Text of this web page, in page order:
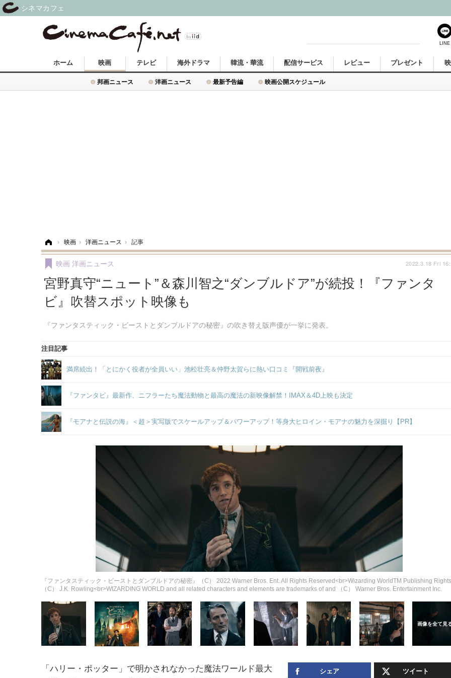
ホーム 映画
邦画ニュース 洋画ニュース 最新予告編 映画公開スケジュール
テレビ 海外ドラマ 韓流・華流 配信サービス レビュー プレゼント
› 映画 › 洋画ニュース › 記事
宮野真守“ニュート”＆森川智之“ダンブルドア”が続投！『ファンタ
ビ』吹替スポット映像も
『ファンタスティック・ビーストとダンブルドアの秘密』の吹き替え版声優が一挙に発表。
映画 洋画ニュース 2022.3.18 Fri
注目記事
満席続出！「とにかく役者が全員いい」池松壮亮＆仲野太賀らに熱い口コミ『開戦前夜』
『ファンタビ』最新作、ニフラーたち魔法動物と最高の魔法の新映像解禁！IMAX＆4D上映も決定
『モアナと伝説の海』＜超＞実写版でスケールアップ＆パワーアップ！等身大ヒロイン・モアナの魅力を深掘り【PR】
『ファンタスティック・ビーストとダンブルドアの秘密』（C） 2022 Warner Bros. Ent. All Rights Reserved<br>Wizarding WorldTM Publishing Rights
（C） J.K. Rowling<br>WIZARDING WORLD and all related characters and elements are trademarks of and （C） Warner Bros. Entertainment Inc.
シェア ツイート
「ハリー・ポッター」で明かされなかった魔法ワールド最大
LINE
シネマカフェ